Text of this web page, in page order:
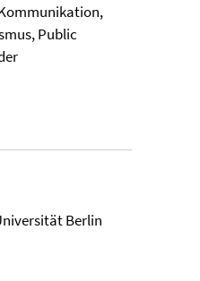
Public
Berlin